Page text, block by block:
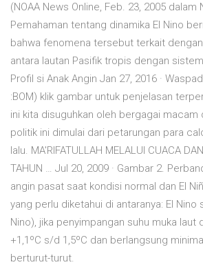
(NOAA News Online, Feb. 23, 2005 dalam
Pemahaman tentang dinamika El Nino
bahwa fenomena tersebut terkait
antara lautan Pasifik tropis dengan sistem
Profil si Anak Angin Jan 27, 2016 ·
:BOM) klik gambar untuk penjelasan
ini kita disuguhkan oleh bergagai macam
politik ini dimulai dari petarungan para
lalu. MA'RIFATULLAH MELALUI CUACA
TAHUN … Jul 20, 2009 · Gambar 2.
angin pasat saat kondisi normal dan El
yang perlu diketahui di antaranya: El Nino
Nino), jika penyimpangan suhu muka laut
+1,1ºC s/d 1,5ºC dan berlangsung
berturut-turut.